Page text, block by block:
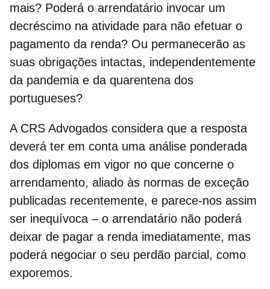
mais? Poderá o arrendatário invocar um
decréscimo na atividade para não efetuar o
pagamento da renda? Ou permanecerão as
suas obrigações intactas, independentemente
da pandemia e da quarentena dos
portugueses?
A CRS Advogados considera que a resposta
deverá ter em conta uma análise ponderada
dos diplomas em vigor no que concerne o
arrendamento, aliado às normas de exceção
publicadas recentemente, e parece-nos assim
ser inequívoca – o arrendatário não poderá
deixar de pagar a renda imediatamente, mas
poderá negociar o seu perdão parcial, como
exporemos.